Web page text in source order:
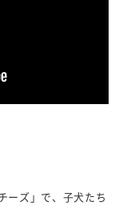
ーズ」で、子犬たち